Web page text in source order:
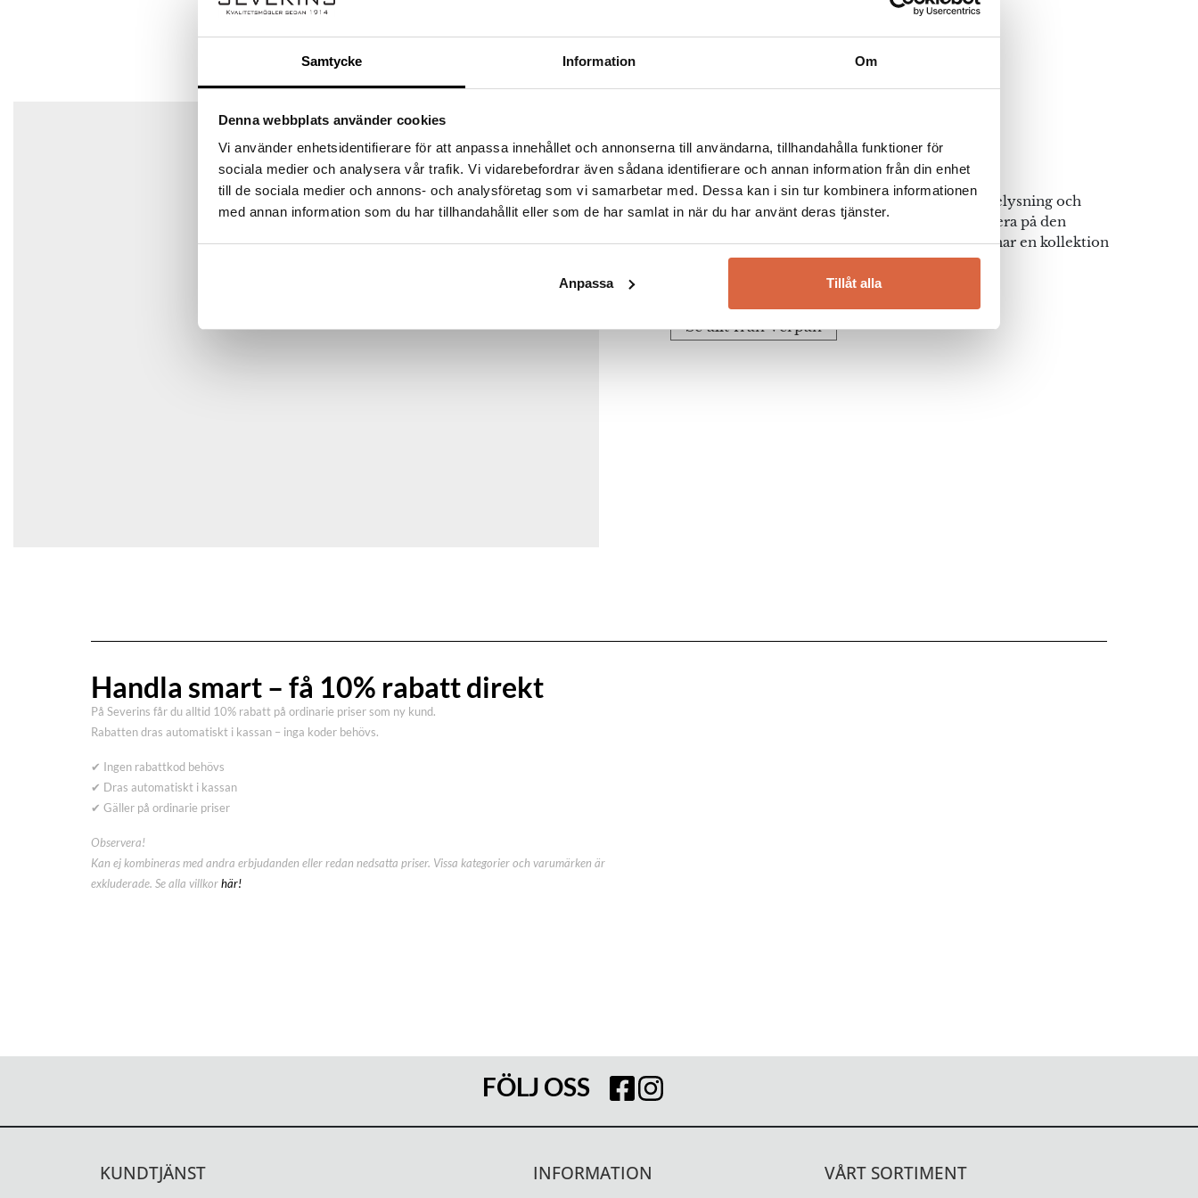
Samtycke Information Om
Denna webbplats använder cookies
Vi använder enhetsidentifierare för att anpassa innehållet och annonserna till användarna, tillhandahålla funktioner för
sociala medier och analysera vår trafik. Vi vidarebefordrar även sådana identifierare och annan information från din enhet
till de sociala medier och annons- och analysföretag som vi samarbetar med. Dessa kan i sin tur kombinera informationen
med annan information som du har tillhandahållit eller som de har samlat in när du har använt deras tjänster.
Anpassa Tillåt alla
Spara mitt namn, min e-postadress och webbplats i denna webbläsare till nästa gång jag skriver en kommentar.
Verpan
Verpan är ett danskt varumärke som tillverkar belysning och
möbler av hög kvalitet. Verpan har valt att fokusera på den
välkände formgivaren Verner Pantons verk och har en kollektion
av utvalda möbler och belysning från Panton.
Se allt från Verpan
Handla smart – få 10% rabatt direkt
På Severins får du alltid 10% rabatt på ordinarie priser som ny kund.
Rabatten dras automatiskt i kassan – inga koder behövs.
✔ Ingen rabattkod behövs
✔ Dras automatiskt i kassan
✔ Gäller på ordinarie priser
Observera!
Kan ej kombineras med andra erbjudanden eller redan nedsatta priser. Vissa kategorier och varumärken är
exkluderade. Se alla villkorhär!
FÖLJ OSS
KUNDTJÄNST INFORMATION VÅRT SORTIMENT